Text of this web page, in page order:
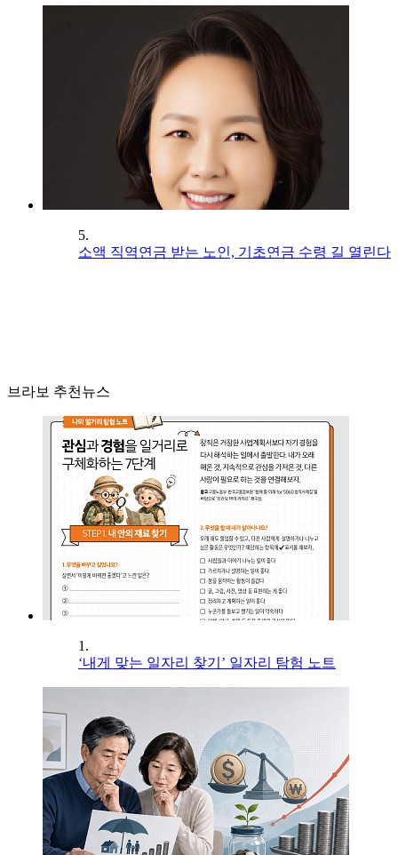
5.
소액 직역연금 받는 노인, 기초연금 수령 길 열린다
브라보 추천뉴스
1.
‘내게 맞는 일자리 찾기’ 일자리 탐험 노트